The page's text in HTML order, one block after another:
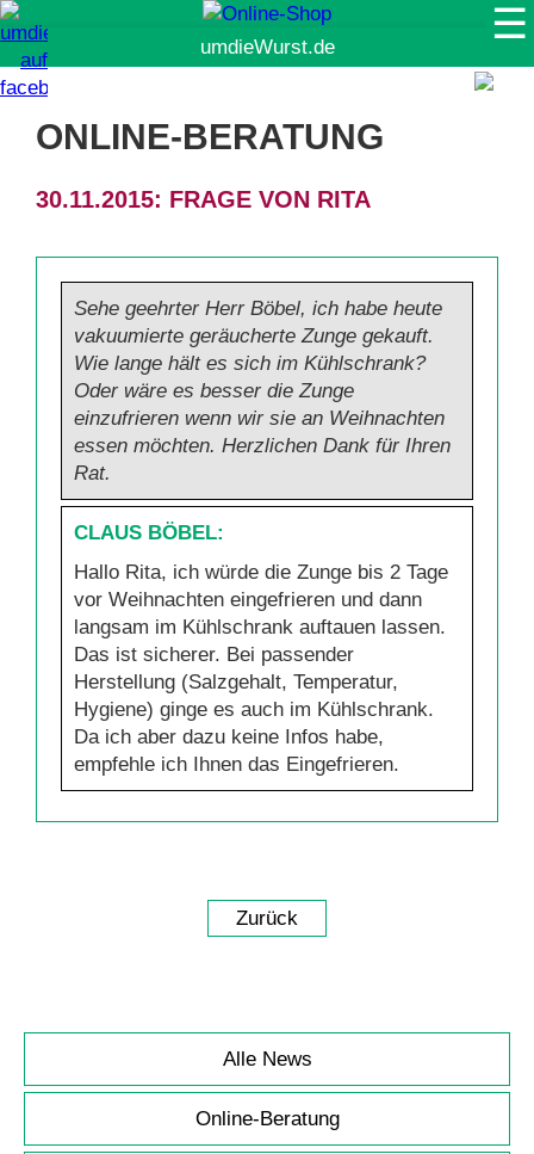
ONLINE-BERATUNG
30.11.2015: FRAGE VON RITA
Sehe geehrter Herr Böbel, ich habe heute
vakuumierte geräucherte Zunge gekauft.
Wie lange hält es sich im Kühlschrank?
Oder wäre es besser die Zunge
einzufrieren wenn wir sie an Weihnachten
essen möchten. Herzlichen Dank für Ihren
Rat.
Hallo Rita, ich würde die Zunge bis 2 Tage
vor Weihnachten eingefrieren und dann
langsam im Kühlschrank auftauen lassen.
Das ist sicherer. Bei passender
Herstellung (Salzgehalt, Temperatur,
Hygiene) ginge es auch im Kühlschrank.
Da ich aber dazu keine Infos habe,
empfehle ich Ihnen das Eingefrieren.
Zurück
Navigation
überspringen
Alle News
Online-Beratung
☰